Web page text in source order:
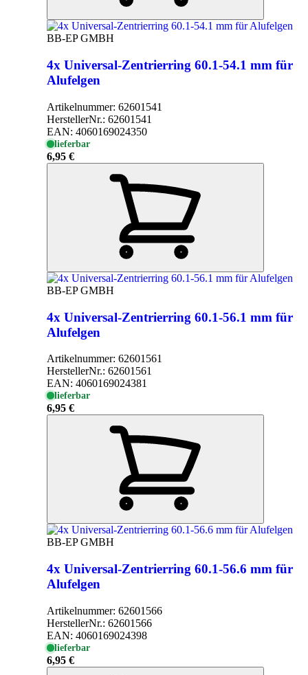
BB-EP GMBH
4x Universal-Zentrierring 60.1-54.1 mm für
Alufelgen
Artikelnummer: 62601541
HerstellerNr.: 62601541
EAN: 4060169024350
lieferbar
6,95 €
BB-EP GMBH
4x Universal-Zentrierring 60.1-56.1 mm für
Alufelgen
Artikelnummer: 62601561
HerstellerNr.: 62601561
EAN: 4060169024381
lieferbar
6,95 €
BB-EP GMBH
4x Universal-Zentrierring 60.1-56.6 mm für
Alufelgen
Artikelnummer: 62601566
HerstellerNr.: 62601566
EAN: 4060169024398
lieferbar
6,95 €